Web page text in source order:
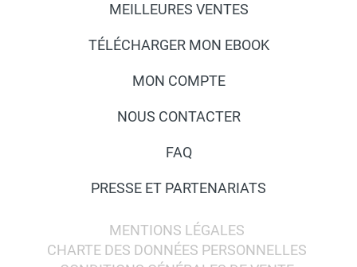
MEILLEURES VENTES
TÉLÉCHARGER MON EBOOK
MON COMPTE
NOUS CONTACTER
FAQ
PRESSE ET PARTENARIATS
MENTIONS LÉGALES
CHARTE DES DONNÉES PERSONNELLES